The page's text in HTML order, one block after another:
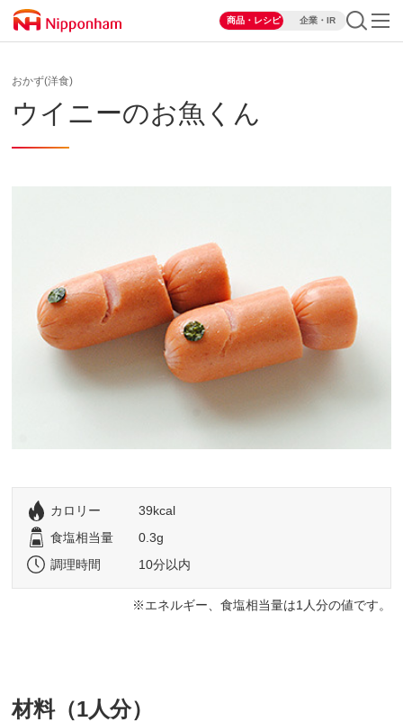
商品・レシピ 企業・IR
おかず(洋食)
ウイニーのお魚くん
カロリー
39kcal
食塩相当量
0.3g
調理時間
10分以内
エネルギー、食塩相当量は1人分の値です。
材料（1人分）